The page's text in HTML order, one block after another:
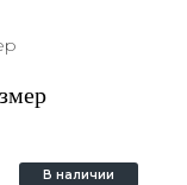
В наличии